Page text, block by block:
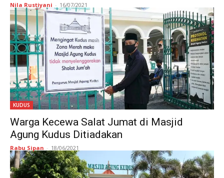
Nila Rustiyani - 16/07/2021
KUDUS
Warga Kecewa Salat Jumat di Masjid
Agung Kudus Ditiadakan
Rabu Sipan - 18/06/2021